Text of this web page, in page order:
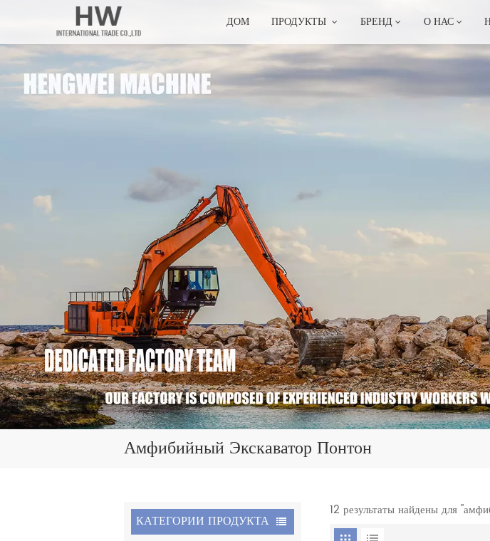
ДОМ ПРОДУКТЫ БРЕНД О НАС
Амфибийный Экскаватор Понтон
КАТЕГОРИИ ПРОДУКТА
12 результаты найдены для